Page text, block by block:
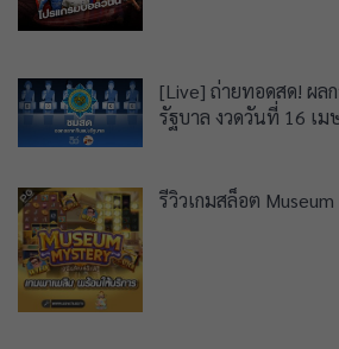
[Live] ถ่ายทอดสด! ผล
รัฐบาล งวดวันที่ 16 เ
รีวิวเกมสล็อต